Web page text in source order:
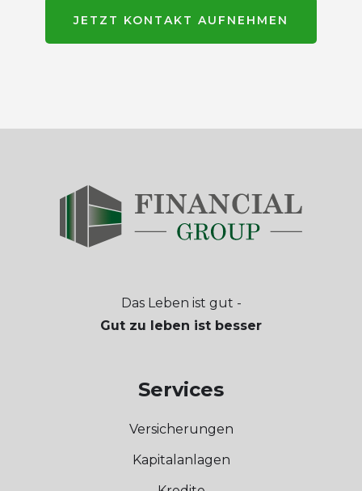
JETZT KONTAKT AUFNEHMEN
Das Leben ist gut -
Gut zu leben ist besser
Services
Versicherungen
Kapitalanlagen